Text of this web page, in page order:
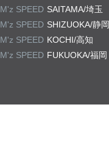
M'z SPEED SAITAMA/埼玉
M'z SPEED SHIZUOKA/静岡
M'z SPEED KOCHI/高知
M'z SPEED FUKUOKA/福岡